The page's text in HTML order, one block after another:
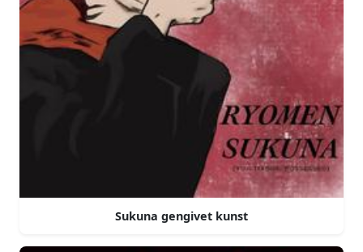
Sukuna gengivet kunst